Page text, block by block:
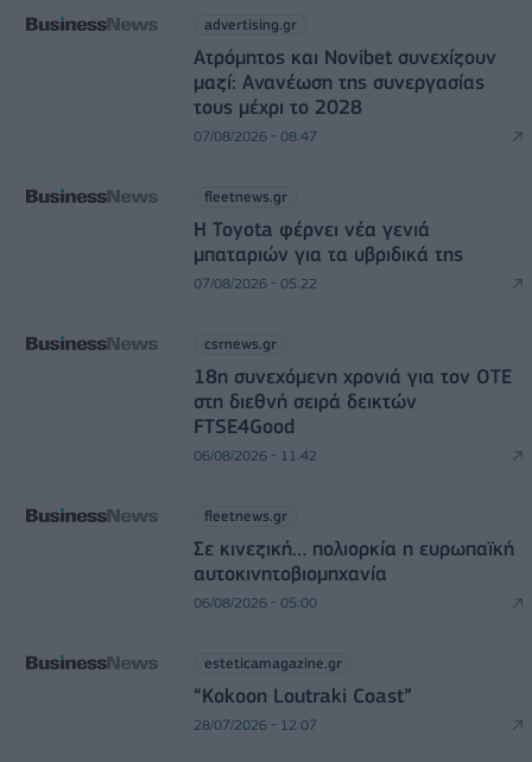
advertising.gr
Ατρόμητος και Novibet συνεχίζουν
μαζί: Ανανέωση της συνεργασίας
τους μέχρι το 2028
07/08/2026 - 08:47
fleetnews.gr
Η Toyota φέρνει νέα γενιά
μπαταριών για τα υβριδικά της
07/08/2026 - 05:22
csrnews.gr
18η συνεχόμενη χρονιά για τον ΟΤΕ
στη διεθνή σειρά δεικτών
FTSE4Good
06/08/2026 - 11:42
fleetnews.gr
Σε κινεζική… πολιορκία η ευρωπαϊκή
αυτοκινητοβιομηχανία
06/08/2026 - 05:00
esteticamagazine.gr
“Kokoon Loutraki Coast”
28/07/2026 - 12:07